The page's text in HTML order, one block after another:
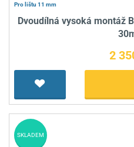
Pro lištu 11 mm
Dvoudílná vysoká montáž
2
SKLADEM